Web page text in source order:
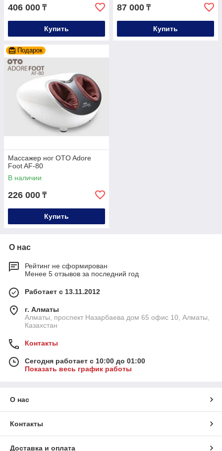
406 000 ₸
Купить
87 000 ₸
Купить
Подарок
Массажер ног OTO Adore
Foot AF-80
В наличии
226 000 ₸
Купить
О нас
Рейтинг не сформирован
Менее 5 отзывов за последний год
Работает с 13.11.2012
г. Алматы
Алматы, проспект Назарбаева дом 65 офис 10, Алматы,
Казахстан
Контакты
Сегодня работает с 10:00 до 01:00
Показать весь график работы
О нас
Контакты
Доставка и оплата